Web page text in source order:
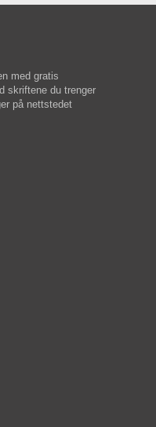
med gratis
skriftene du trenger
på nettstedet